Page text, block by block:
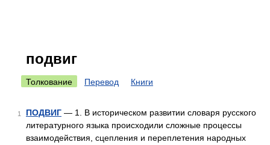
подвиг
Толкование Перевод Книги
1 ПОДВИГ — 1. В историческом развитии словаря русского
литературного языка происходили сложные процессы
взаимодействия, сцепления и переплетения народных